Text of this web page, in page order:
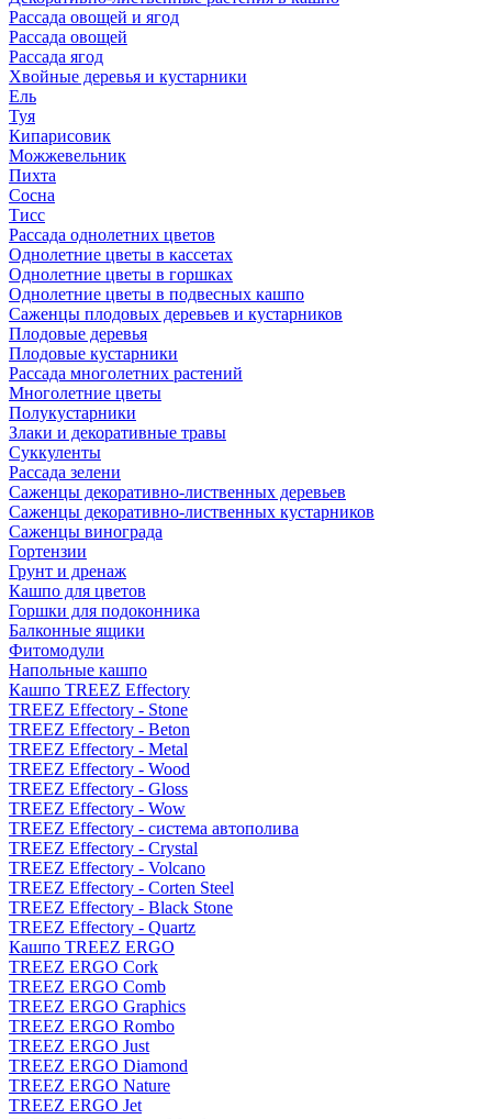
Рассада овощей и ягод
Рассада овощей
Рассада ягод
Хвойные деревья и кустарники
Ель
Туя
Кипарисовик
Можжевельник
Пихта
Сосна
Тисc
Рассада однолетних цветов
Однолетние цветы в кассетах
Однолетние цветы в горшках
Однолетние цветы в подвесных кашпо
Саженцы плодовых деревьев и кустарников
Плодовые деревья
Плодовые кустарники
Рассада многолетних растений
Многолетние цветы
Полукустарники
Злаки и декоративные травы
Суккуленты
Рассада зелени
Саженцы декоративно-лиственных деревьев
Саженцы декоративно-лиственных кустарников
Саженцы винограда
Гортензии
Грунт и дренаж
Кашпо для цветов
Горшки для подоконника
Балконные ящики
Фитомодули
Напольные кашпо
Кашпо TREEZ Effectory
TREEZ Effectory - Stone
TREEZ Effectory - Beton
TREEZ Effectory - Metal
TREEZ Effectory - Wood
TREEZ Effectory - Gloss
TREEZ Effectory - Wow
TREEZ Effectory - система автополива
TREEZ Effectory - Crystal
TREEZ Effectory - Volcano
TREEZ Effectory - Corten Steel
TREEZ Effectory - Black Stone
TREEZ Effectory - Quartz
Кашпо TREEZ ERGO
TREEZ ERGO Cork
TREEZ ERGO Comb
TREEZ ERGO Graphics
TREEZ ERGO Rombo
TREEZ ERGO Just
TREEZ ERGO Diamond
TREEZ ERGO Nature
TREEZ ERGO Jet